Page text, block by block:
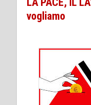
vogliamo